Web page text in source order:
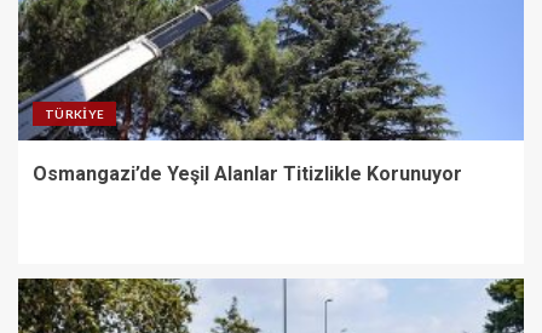
TÜRKIYE
Osmangazi’de Yeşil Alanlar Titizlikle Korunuyor